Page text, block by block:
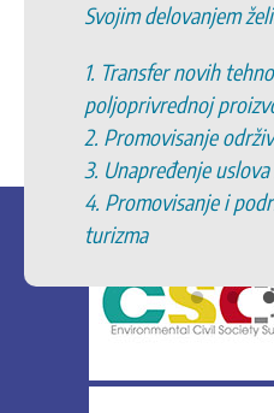
Svojim delovanjem
1. Transfer novih
poljoprivrednoj
2. Promovisanje
3. Unapređenje
4. Promovisanje i
turizma